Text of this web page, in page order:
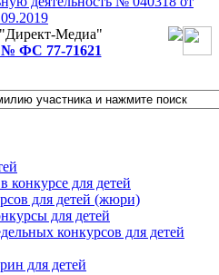
деятельность № 040318 от
Медиа"
ФС 77-71621
конкурсе для детей
для детей (жюри)
для детей
конкурсов для детей
для детей
Вас!
и мы подарим Вам